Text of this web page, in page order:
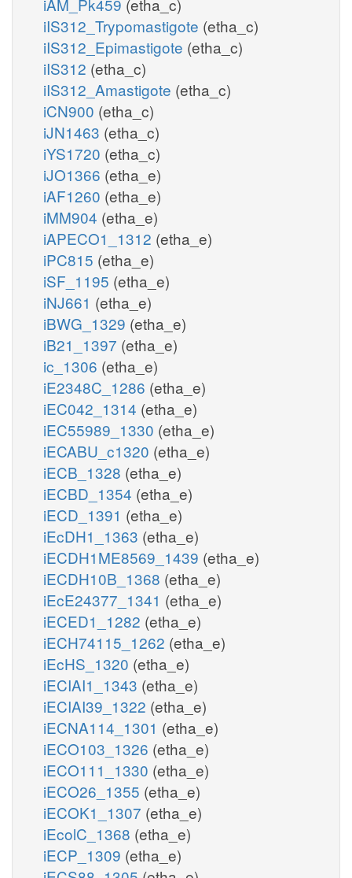
iIS312_Trypomastigote (etha_c)
iIS312_Epimastigote (etha_c)
iIS312 (etha_c)
iIS312_Amastigote (etha_c)
iCN900 (etha_c)
iJN1463 (etha_c)
iYS1720 (etha_c)
iJO1366 (etha_e)
iAF1260 (etha_e)
iMM904 (etha_e)
iAPECO1_1312 (etha_e)
iPC815 (etha_e)
iSF_1195 (etha_e)
iNJ661 (etha_e)
iBWG_1329 (etha_e)
iB21_1397 (etha_e)
ic_1306 (etha_e)
iE2348C_1286 (etha_e)
iEC042_1314 (etha_e)
iEC55989_1330 (etha_e)
iECABU_c1320 (etha_e)
iECB_1328 (etha_e)
iECBD_1354 (etha_e)
iECD_1391 (etha_e)
iEcDH1_1363 (etha_e)
iECDH1ME8569_1439 (etha_e)
iECDH10B_1368 (etha_e)
iEcE24377_1341 (etha_e)
iECED1_1282 (etha_e)
iECH74115_1262 (etha_e)
iEcHS_1320 (etha_e)
iECIAI1_1343 (etha_e)
iECIAI39_1322 (etha_e)
iECNA114_1301 (etha_e)
iECO103_1326 (etha_e)
iECO111_1330 (etha_e)
iECO26_1355 (etha_e)
iECOK1_1307 (etha_e)
iEcolC_1368 (etha_e)
iECP_1309 (etha_e)